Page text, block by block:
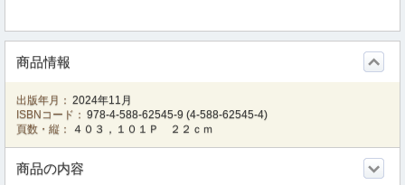
商品情報
出版年月： 2024年11月
ISBNコード： 978-4-588-62545-9 (4-588-62545-4)
頁数・縦：
４０３，１０１Ｐ ２２ｃｍ
商品の内容